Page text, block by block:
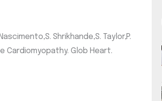
Nascimento,S. Shrikhande,S. Taylor,P.
Cardiomyopathy. Glob Heart.